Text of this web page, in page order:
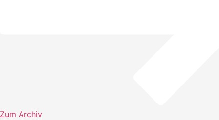
Zum Archiv